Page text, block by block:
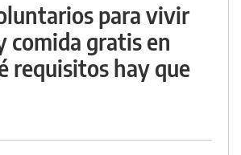
para vivir
comida gratis en
requisitos hay que